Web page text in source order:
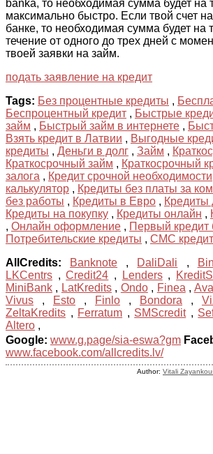
banka, то необходимая сумма будет на
максимально быстро. Если твой счет
банке, то необходимая сумма будет на
течение от одного до трех дней с
твоей заявки на займ.
подать заявление на кредит
Tags: Без процентные кредиты ,
Беспроцентный кредит , Быстрые
займ , Быстрый займ в интернете ,
Взять кредит в Латвии , Выгодные
кредиты , Деньги в долг , Займ ,
Краткосрочный займ , Краткосрочный
залога , Кредит срочной необходимости
калькулятор , Кредиты без платы за
без работы , Кредиты в Евро , Кредиты
Кредиты на покупку , Кредиты онлайн ,
, Онлайн оформление , Первый кредит
Потребительские кредиты , СМС кредит
AllCredits:
Banknote , DaliDali ,
LKCentrs ,Credit24 , Lenders,
MiniBank , LatKredits, Ondo, Finea ,
Vivus , Esto , Finlo , Bondora ,
ZeltaKredits , Ferratum , SMScredit,
Altero ,
Google: www.g.page/sia-eswa?gm
www.facebook.com/allcredits.lv/
Author: Vitali